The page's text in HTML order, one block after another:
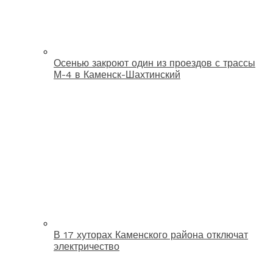
Осенью закроют один из проездов с трассы
М-4 в Каменск-Шахтинский
В 17 хуторах Каменского района отключат
электричество